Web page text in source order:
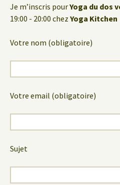
Je m’inscris pourYoga du dos
19:00 - 20:00 chez Yoga Kitchen
Votre nom (obligatoire)
Votre email (obligatoire)
Sujet